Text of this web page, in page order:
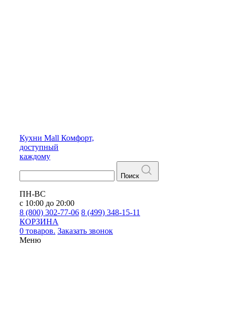
Кухни Mall Комфорт,
доступный
каждому
Поиск
ПН-ВС
с 10:00 до 20:00
8 (800) 302-77-06 8 (499) 348-15-11
КОРЗИНА
0 товаров. Заказать звонок
Меню